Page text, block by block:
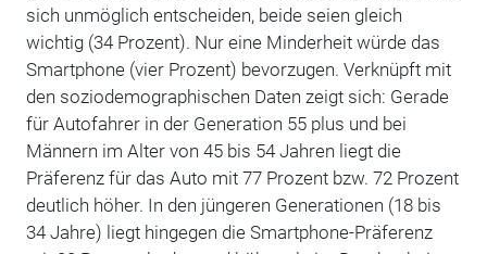
sich unmöglich entscheiden, beide seien gleich
wichtig (34 Prozent). Nur eine Minderheit würde das
Smartphone (vier Prozent) bevorzugen. Verknüpft mit
den soziodemographischen Daten zeigt sich: Gerade
für Autofahrer in der Generation 55 plus und bei
Männern im Alter von 45 bis 54 Jahren liegt die
Präferenz für das Auto mit 77 Prozent bzw. 72 Prozent
deutlich höher. In den jüngeren Generationen (18 bis
34 Jahre) liegt hingegen die Smartphone-Präferenz